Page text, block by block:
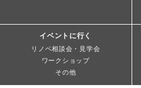
イベントに行く
リノベ相談会・見学会
ワークショップ
その他